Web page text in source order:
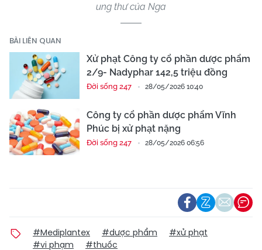
ung thư của Nga
BÀI LIÊN QUAN
Xử phạt Công ty cổ phần dược phẩm
2/9- Nadyphar 142,5 triệu đồng
Đời sống 247 28/05/2026 10:40
Công ty cổ phần dược phẩm Vĩnh
Phúc bị xử phạt nặng
Đời sống 247 28/05/2026 06:56
#Mediplantex #dược phẩm
#xử phạt
#vi phạm
#thuốc